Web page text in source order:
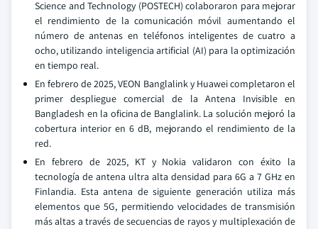
Science and Technology (POSTECH) colaboraron para mejorar
el rendimiento de la comunicación móvil aumentando el
número de antenas en teléfonos inteligentes de cuatro a
ocho, utilizando inteligencia artificial (AI) para la optimización
en tiempo real.
En febrero de 2025, VEON Banglalink y Huawei completaron el
primer despliegue comercial de la Antena Invisible en
Bangladesh en la oficina de Banglalink. La solución mejoró la
cobertura interior en 6 dB, mejorando el rendimiento de la
red.
En febrero de 2025, KT y Nokia validaron con éxito la
tecnología de antena ultra alta densidad para 6G a 7 GHz en
Finlandia. Esta antena de siguiente generación utiliza más
elementos que 5G, permitiendo velocidades de transmisión
más altas a través de secuencias de rayos y multiplexación de